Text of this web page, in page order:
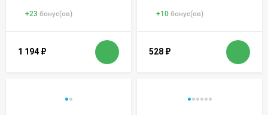
+23 бонус(ов)
1 194 ₽
+10 бонус(ов)
528 ₽